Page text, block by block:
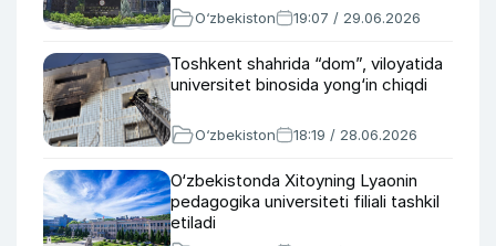
O‘zbekiston 19:07 / 29.06.2026
Toshkent shahrida “dom”, viloyatida
universitet binosida yong‘in chiqdi
O‘zbekiston 18:19 / 28.06.2026
O‘zbekistonda Xitoyning Lyaonin
pedagogika universiteti filiali tashkil
etiladi